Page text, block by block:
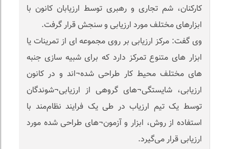
کارکنان، شم تجاری و رهبری توسط ارزیابان کانون با
ابزارهای مختلف مورد ارزیابی و سنجش قرار گرفت.
وی گفت: مرکز ارزیابی بر روی مجموعه ای از تمرینات یا
ابزار های متنوع تمرکز دارد که برای شبیه سازی جنبه
های مختلف محیط کار طراحی شده¬اند و در کانون
ارزیابی، شایستگی‌¬های گروهی از ارزیابی¬‌شوندگان
توسط یک تیم ارزیاب در طی یک فرایند نظام‌مند با
استفاده از روش، ابزار و آزمون¬‌های طراحی شده مورد
ارزیابی قرار می‌گیرد.